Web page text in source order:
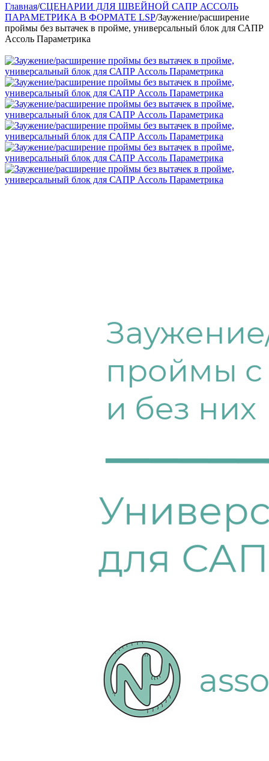
Главная/СЦЕНАРИИ ДЛЯ ШВЕЙНОЙ САПР АССОЛЬ
ПАРАМЕТРИКА В ФОРМАТЕ LSP/Заужение/расширение
проймы без вытачек в пройме, универсальный блок для САПР
Ассоль Параметрика